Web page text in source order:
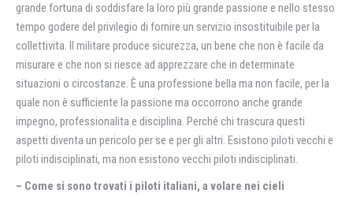
grande fortuna di soddisfare la loro più grande passione e nello stesso
tempo godere del privilegio di fornire un servizio insostituibile per la
collettivitа. Il militare produce sicurezza, un bene che non è facile da
misurare e che non si riesce ad apprezzare che in determinate
situazioni o circostanze. È una professione bella ma non facile, per la
quale non è sufficiente la passione ma occorrono anche grande
impegno, professionalitа e disciplina. Perché chi trascura questi
aspetti diventa un pericolo per se e per gli altri. Esistono piloti vecchi e
piloti indisciplinati, ma non esistono vecchi piloti indisciplinati.
– Come si sono trovati i piloti italiani, a volare nei cieli